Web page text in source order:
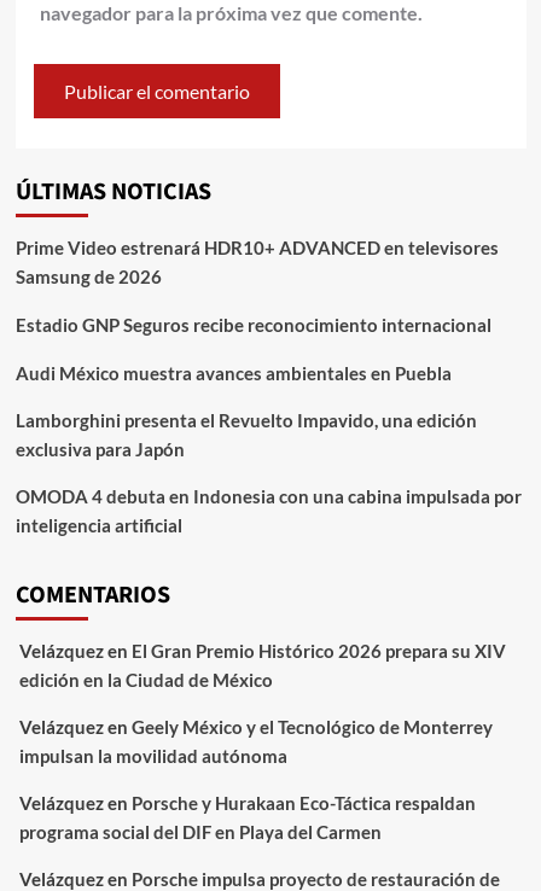
navegador para la próxima vez que comente.
ÚLTIMAS NOTICIAS
Prime Video estrenará HDR10+ ADVANCED en televisores
Samsung de 2026
Estadio GNP Seguros recibe reconocimiento internacional
Audi México muestra avances ambientales en Puebla
Lamborghini presenta el Revuelto Impavido, una edición
exclusiva para Japón
OMODA 4 debuta en Indonesia con una cabina impulsada por
inteligencia artificial
COMENTARIOS
Velázquezen El Gran Premio Histórico 2026 prepara su XIV
edición en la Ciudad de México
Velázquezen Geely México y el Tecnológico de Monterrey
impulsan la movilidad autónoma
Velázquezen Porsche y Hurakaan Eco-Táctica respaldan
programa social del DIF en Playa del Carmen
Velázquezen Porsche impulsa proyecto de restauración de